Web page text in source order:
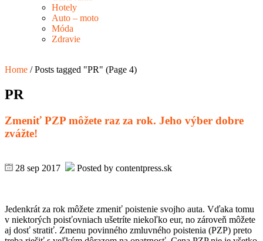
Hotely
Auto – moto
Móda
Zdravie
Home /Posts tagged "PR" (Page 4)
PR
Zmeniť PZP môžete raz za rok. Jeho výber dobre
zvážte!
28 sep 2017 Posted by contentpress.sk
Jedenkrát za rok môžete zmeniť poistenie svojho auta. Vďaka tomu
v niektorých poisťovniach ušetríte niekoľko eur, no zároveň môžete
aj dosť stratiť. Zmenu povinného zmluvného poistenia (PZP) preto